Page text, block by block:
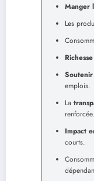
Manger
Les
Soutenir
emplois.
La
renforcée.
Impact
courts.